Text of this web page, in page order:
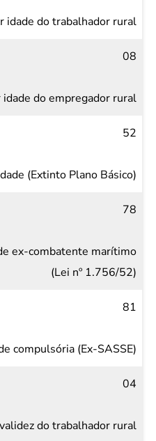
idade do trabalhador rural
08
do empregador rural
52
(Extinto Plano Básico)
78
ex-combatente marítimo
(Lei nº 1.756/52)
81
compulsória (Ex-SASSE)
04
do trabalhador rural